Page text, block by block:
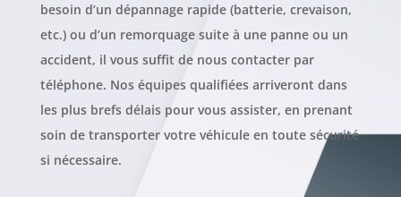
besoin d’un dépannage rapide (batterie, crevaison,
etc.) ou d’un remorquage suite à une panne ou un
accident, il vous suffit de nous contacter par
téléphone. Nos équipes qualifiées arriveront dans
les plus brefs délais pour vous assister, en prenant
soin de transporter votre véhicule en toute sécurité
si nécessaire.